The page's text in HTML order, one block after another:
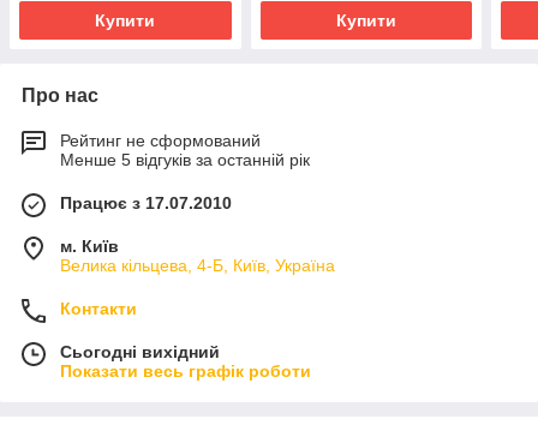
Купити Купити
Про нас
Рейтинг не сформований
Менше 5 відгуків за останній рік
Працює з 17.07.2010
м. Київ
Велика кільцева, 4-Б, Київ, Україна
Контакти
Сьогодні вихідний
Показати весь графік роботи